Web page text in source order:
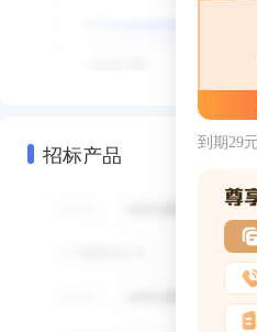
招标产品 到期29